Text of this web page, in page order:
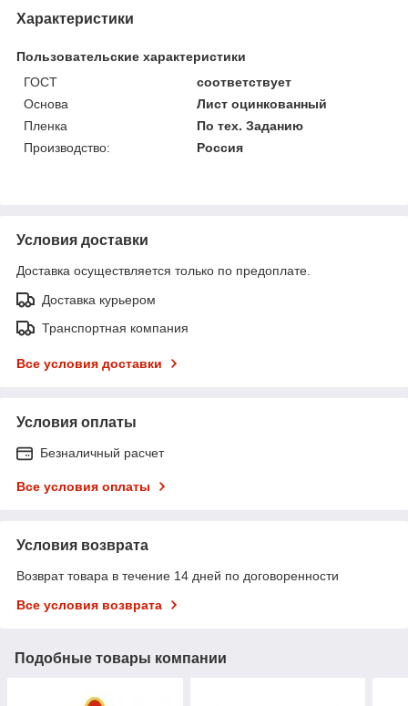
Характеристики
Пользовательские характеристики
ГОСТ
соответствует
Основа
Лист оцинкованный
Пленка
По тех. Заданию
Производство:
Россия
Условия доставки
Доставка осуществляется только по предоплате.
Доставка курьером
Транспортная компания
Все условия доставки
Условия оплаты
Безналичный расчет
Все условия оплаты
Условия возврата
Возврат товара в течение 14 дней по договоренности
Все условия возврата
Подобные товары компании